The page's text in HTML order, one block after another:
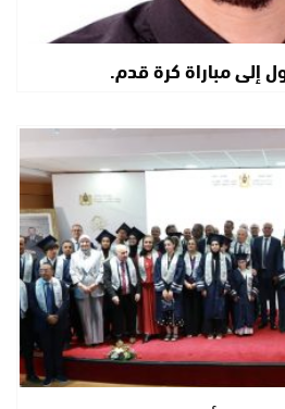
إلى مباراة كرة قدم.